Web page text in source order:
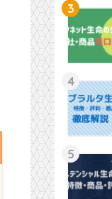
3
4
5